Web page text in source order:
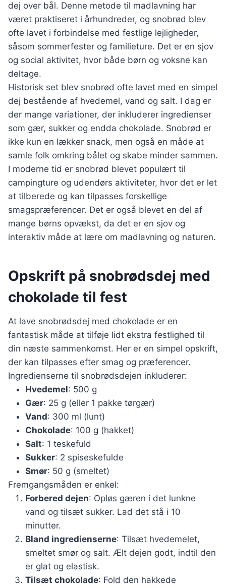
dej over bål. Denne metode til madlavning har
været praktiseret i århundreder, og snobrød blev
ofte lavet i forbindelse med festlige lejligheder,
såsom sommerfester og familieture. Det er en sjov
og social aktivitet, hvor både børn og voksne kan
deltage.
Historisk set blev snobrød ofte lavet med en simpel
dej bestående af hvedemel, vand og salt. I dag er
der mange variationer, der inkluderer ingredienser
som gær, sukker og endda chokolade. Snobrød er
ikke kun en lækker snack, men også en måde at
samle folk omkring bålet og skabe minder sammen.
I moderne tid er snobrød blevet populært til
campingture og udendørs aktiviteter, hvor det er let
at tilberede og kan tilpasses forskellige
smagspræferencer. Det er også blevet en del af
mange børns opvækst, da det er en sjov og
interaktiv måde at lære om madlavning og naturen.
Opskrift på snobrødsdej med
chokolade til fest
At lave snobrødsdej med chokolade er en
fantastisk måde at tilføje lidt ekstra festlighed til
din næste sammenkomst. Her er en simpel opskrift,
der kan tilpasses efter smag og præferencer.
Ingredienserne til snobrødsdejen inkluderer:
Hvedemel: 500 g
Gær: 25 g (eller 1 pakke tørgær)
Vand: 300 ml (lunt)
Chokolade: 100 g (hakket)
Salt: 1 teskefuld
Sukker: 2 spiseskefulde
Smør: 50 g (smeltet)
Fremgangsmåden er enkel:
Forbered dejen: Opløs gæren i det lunkne
vand og tilsæt sukker. Lad det stå i 10
minutter.
Bland ingredienserne: Tilsæt hvedemelet,
smeltet smør og salt. Ælt dejen godt, indtil den
er glat og elastisk.
Tilsæt chokolade: Fold den hakkede